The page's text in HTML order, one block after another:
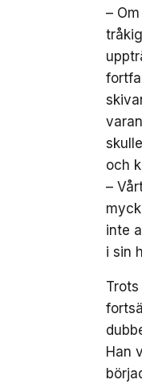
–
och
–
inte
i sin
Han